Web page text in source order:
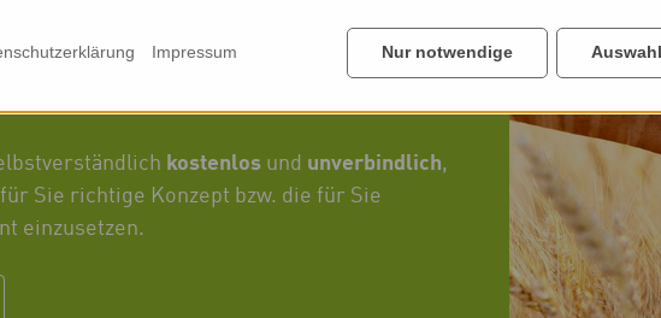
biovid-Produkte
Ihnen eine kurze, aber ausführliche
kompetenten Außendienstmitarbeiter.
kostenlos und unverbindlich,
Sie richtige Konzept bzw. die für Sie
einzusetzen.
Nur notwendige
Impressum